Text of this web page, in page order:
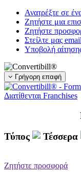
Skip
content
Ανατρέξτε σε
Ζητήστε μια
Ζητήστε
Στείλτε μας email
Υποβολή
Γρήγορη επαφή
Διατίθενται Franchises
Τύπος
Τέσσερα
Ζητήστε προσφορά